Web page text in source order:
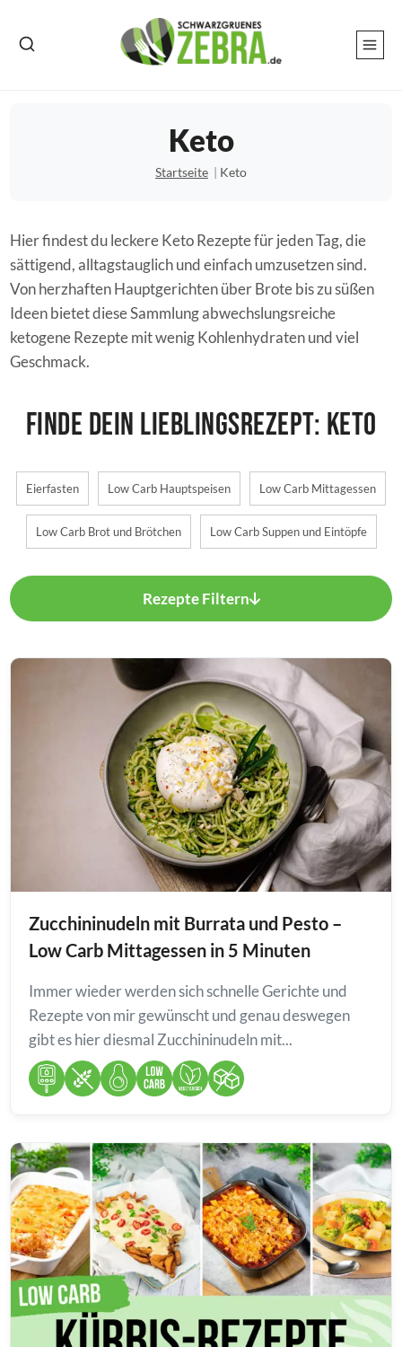
Inhalt
Keto
Startseite Keto
Hier findest du leckere Keto Rezepte für jeden Tag, die
sättigend, alltagstauglich und einfach umzusetzen sind.
Von herzhaften Hauptgerichten über Brote bis zu süßen
Ideen bietet diese Sammlung abwechslungsreiche
ketogene Rezepte mit wenig Kohlenhydraten und viel
Geschmack.
Finde dein Lieblingsrezept: Keto
Eierfasten Low Carb Hauptspeisen Low Carb Mittagessen
Low Carb Brot und Brötchen Low Carb Suppen und Eintöpfe
Rezepte Filtern
Zucchininudeln mit Burrata und Pesto –
Low Carb Mittagessen in 5 Minuten
Immer wieder werden sich schnelle Gerichte und
Rezepte von mir gewünscht und genau deswegen
gibt es hier diesmal Zucchininudeln mit...